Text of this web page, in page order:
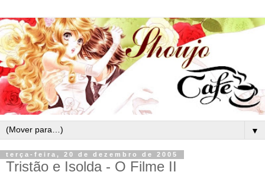
▼
terça-feira, 20 de dezembro de 2005
Tristão e Isolda - O Filme II